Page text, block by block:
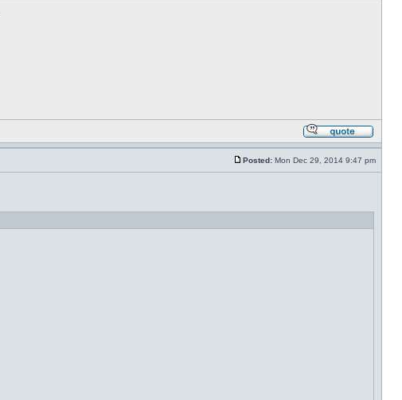
Posted: Mon Dec 29, 2014 9:47 pm